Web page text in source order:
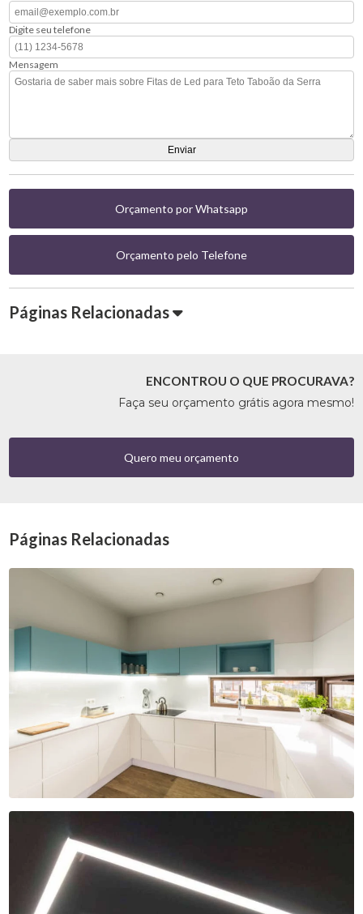
Digite seu telefone
Mensagem
Orçamento por Whatsapp
Orçamento pelo Telefone
Páginas Relacionadas
ENCONTROU O QUE PROCURAVA?
Faça seu orçamento grátis agora mesmo!
Quero meu orçamento
Páginas Relacionadas